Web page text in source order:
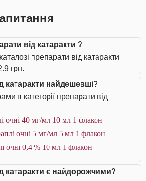
від катаракти ?
препарати від катаракти
грн.
катаракти найдешевші?
в категорії препарати від
очні 40 мг/мл 10 мл 1 флакон
очні 5 мг/мл 5 мл 1 флакон
очні 0,4 % 10 мл 1 флакон
катаракти є найдорожчими?